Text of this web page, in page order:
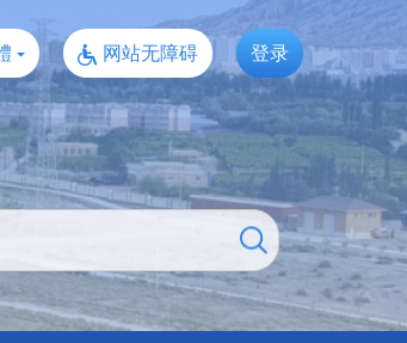
网站无障碍 登录